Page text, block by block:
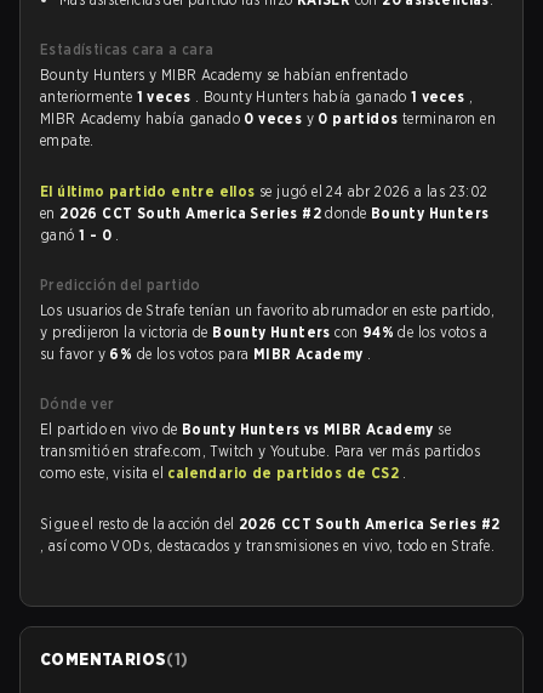
Estadísticas cara a cara
Bounty Hunters y MIBR Academy se habían enfrentado
anteriormente 1 veces . Bounty Hunters había ganado 1 veces ,
MIBR Academy había ganado 0 veces y 0 partidos terminaron en
empate.
El último partido entre ellos se jugó el 24 abr 2026 a las 23:02
en 2026 CCT South America Series #2donde Bounty Hunters
ganó 1 - 0 .
Predicción del partido
Los usuarios de Strafe tenían un favorito abrumador en este partido,
y predijeron la victoria de Bounty Hunterscon 94%de los votos a
su favor y 6% de los votos para MIBR Academy .
Dónde ver
El partido en vivo de Bounty Hunters vs MIBR Academy se
transmitió en strafe.com, Twitch y Youtube. Para ver más partidos
como este, visita el calendario de partidos de CS2 .
Sigue el resto de la acción del 2026 CCT South America Series #2
, así como VODs, destacados y transmisiones en vivo, todo en Strafe.
COMENTARIOS(1)